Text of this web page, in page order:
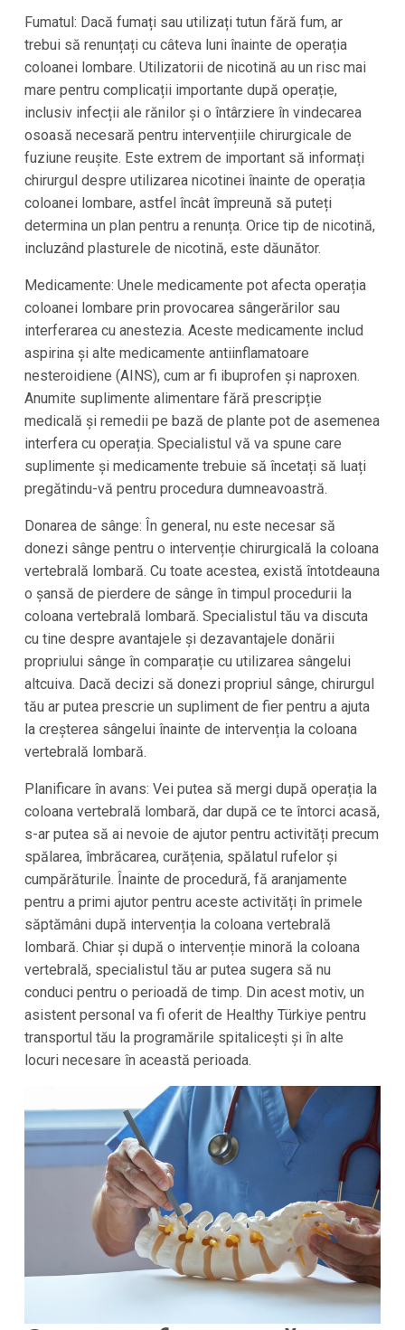
Fumatul: Dacă fumați sau utilizați tutun fără fum, ar
trebui să renunțați cu câteva luni înainte de operația
coloanei lombare. Utilizatorii de nicotină au un risc mai
mare pentru complicații importante după operație,
inclusiv infecții ale rănilor și o întârziere în vindecarea
osoasă necesară pentru intervențiile chirurgicale de
fuziune reușite. Este extrem de important să informați
chirurgul despre utilizarea nicotinei înainte de operația
coloanei lombare, astfel încât împreună să puteți
determina un plan pentru a renunța. Orice tip de nicotină,
incluzând plasturele de nicotină, este dăunător.
Medicamente: Unele medicamente pot afecta operația
coloanei lombare prin provocarea sângerărilor sau
interferarea cu anestezia. Aceste medicamente includ
aspirina și alte medicamente antiinflamatoare
nesteroidiene (AINS), cum ar fi ibuprofen și naproxen.
Anumite suplimente alimentare fără prescripție
medicală și remedii pe bază de plante pot de asemenea
interfera cu operația. Specialistul vă va spune care
suplimente și medicamente trebuie să încetați să luați
pregătindu-vă pentru procedura dumneavoastră.
Donarea de sânge: În general, nu este necesar să
donezi sânge pentru o intervenție chirurgicală la coloana
vertebrală lombară. Cu toate acestea, există întotdeauna
o șansă de pierdere de sânge în timpul procedurii la
coloana vertebrală lombară. Specialistul tău va discuta
cu tine despre avantajele și dezavantajele donării
propriului sânge în comparație cu utilizarea sângelui
altcuiva. Dacă decizi să donezi propriul sânge, chirurgul
tău ar putea prescrie un supliment de fier pentru a ajuta
la creșterea sângelui înainte de intervenția la coloana
vertebrală lombară.
Planificare în avans: Vei putea să mergi după operația la
coloana vertebrală lombară, dar după ce te întorci acasă,
s-ar putea să ai nevoie de ajutor pentru activități precum
spălarea, îmbrăcarea, curățenia, spălatul rufelor și
cumpărăturile. Înainte de procedură, fă aranjamente
pentru a primi ajutor pentru aceste activități în primele
săptămâni după intervenția la coloana vertebrală
lombară. Chiar și după o intervenție minoră la coloana
vertebrală, specialistul tău ar putea sugera să nu
conduci pentru o perioadă de timp. Din acest motiv, un
asistent personal va fi oferit de Healthy Türkiye pentru
transportul tău la programările spitalicești și în alte
locuri necesare în această perioada.